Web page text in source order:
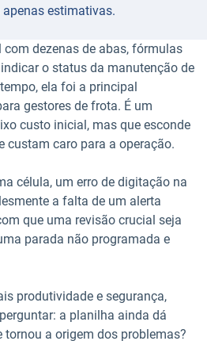
estimativas.
com dezenas de abas, fórmulas
o status da manutenção de
ela foi a principal
gestores de frota. É um
custo inicial, mas que esconde
custam caro para a operação.
célula, um erro de digitação na
a falta de um alerta
que uma revisão crucial seja
parada não programada e
produtividade e segurança,
a planilha ainda dá
tornou a origem dos problemas?